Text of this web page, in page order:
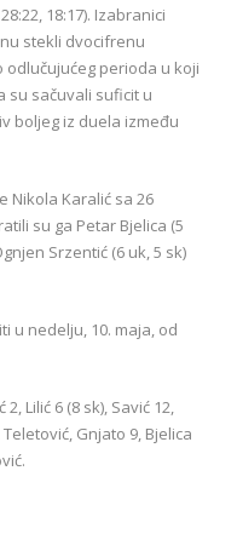
18:17). Izabranici
stekli dvocifrenu
perioda u koji
su sačuvali suficit u
boljeg iz duela između
Nikola Karalić sa 26
su ga Petar Bjelica (5
Srzentić (6 uk, 5 sk)
u nedelju, 10. maja, od
Lilić 6 (8 sk), Savić 12,
Teletović, Gnjato 9, Bjelica